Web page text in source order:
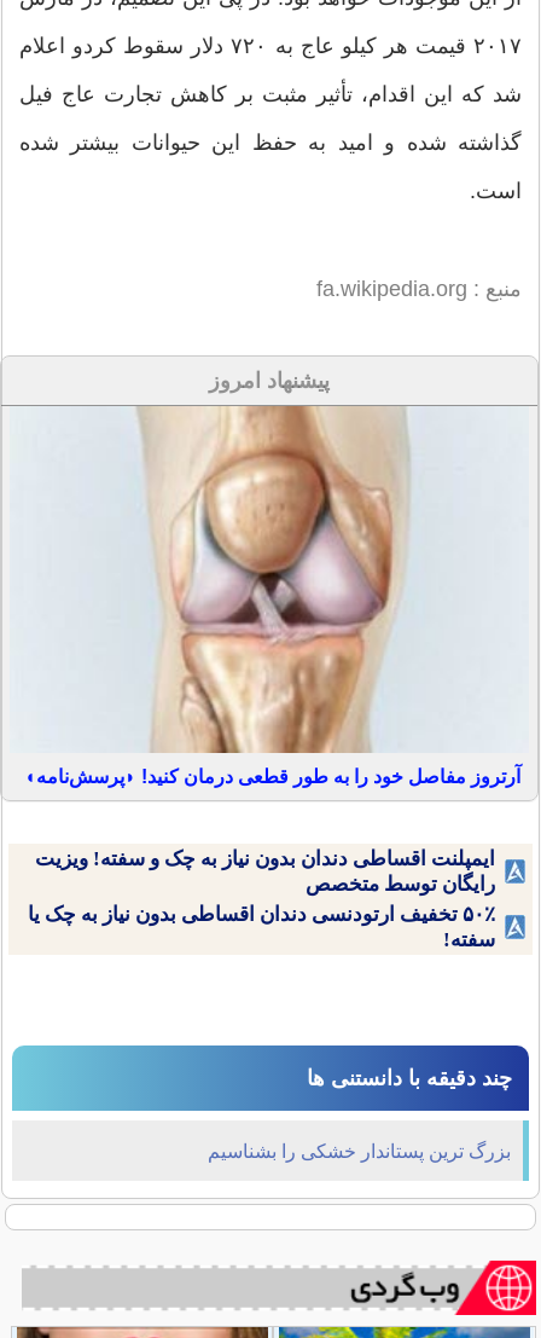
۲۰۱۷ قیمت هر کیلو عاج به ۷۲۰ دلار سقوط کردو اعلام
شد که این اقدام، تأثیر مثبت بر کاهش تجارت عاج فیل
گذاشته شده و امید به حفظ این حیوانات بیشتر شده
است.
منبع : fa.wikipedia.org
پیشنهاد امروز
آرتروز مفاصل خود را به طور قطعی درمان کنید! ◗پرسش‌نامه◖
ایمپلنت اقساطی دندان بدون نیاز به چک و سفته! ویزیت
رایگان توسط متخصص
۵۰٪ تخفیف ارتودنسی دندان اقساطی بدون نیاز به چک یا
سفته!
چند دقیقه با دانستنی ها
بزرگ ترین پستاندار خشکی را بشناسیم